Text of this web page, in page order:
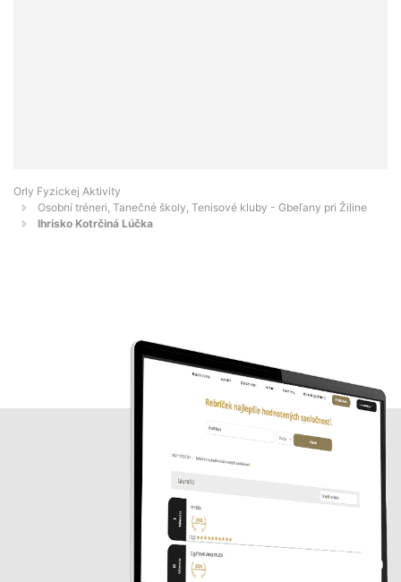
Orly Fyzickej Aktivity
Osobní tréneri, Tanečné školy, Tenisové kluby - Gbeľany pri Žiline
Ihrisko Kotrčiná Lúčka